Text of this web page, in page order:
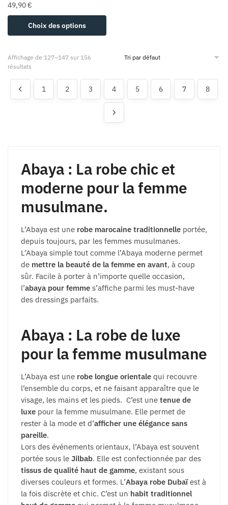
49,90€
Choix des options
Affichage de 127–147 sur 156
résultats
1 2 3 4 5 6 7 8
Abaya : La robe chic et
moderne pour la femme
musulmane.
L’Abaya est une robe marocaine traditionnelle portée,
depuis toujours, par les femmes musulmanes.
L’Abaya simple tout comme l’Abaya moderne permet
de mettre la beauté de la femme en avant, à coup
sûr. Facile à porter à n’importe quelle occasion,
l’abaya pour femme s’affiche parmi les must-have
des dressings parfaits.
Abaya : La robe de luxe
pour la femme musulmane
L’Abaya est une robe longue orientale qui recouvre
l’ensemble du corps, et ne faisant apparaître que le
visage, les mains et les pieds. C’est une tenue de
luxe pour la femme musulmane. Elle permet de
rester à la mode et d’afficher une élégance sans
pareille.
Lors des événements orientaux, l’Abaya est souvent
portée sous le Jilbab. Elle est confectionnée par des
tissus de qualité haut de gamme, existant sous
diverses couleurs et formes. L’Abaya robe Dubaïest à
la fois discrète et chic. C’est un habit traditionnel